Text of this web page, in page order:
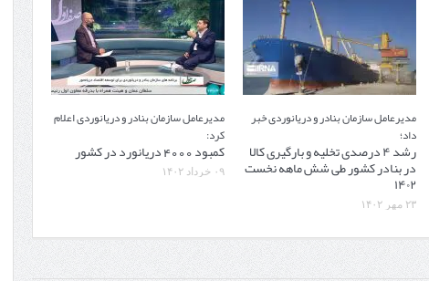
مدیرعامل سازمان بنادر و دریانوردی خبر
داد؛
رشد ۴ درصدی تخلیه‌ و بارگیری کالا
در بنادر کشور طی شش ماهه نخست
۱۴۰۲
۲۳ مهر ۱۴۰۲
مدیرعامل سازمان بنادر و دریانوردی اعلام
کرد:
کمبود 4000 دریانورد در کشور
۰۹ خرداد ۱۴۰۲